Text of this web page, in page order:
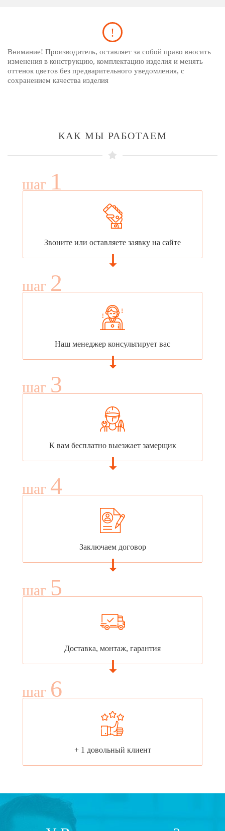
Внимание! Производитель, оставляет за собой право вносить
изменения в конструкцию, комплектацию изделия и менять
оттенок цветов без предварительного уведомления, с
сохранением качества изделия
КАК МЫ РАБОТАЕМ
шаг 1
Звоните или оставляете заявку на сайте
шаг 2
Наш менеджер консультирует вас
шаг 3
К вам бесплатно выезжает замерщик
шаг 4
Заключаем договор
шаг 5
Доставка, монтаж, гарантия
шаг 6
+ 1 довольный клиент